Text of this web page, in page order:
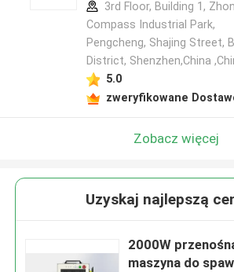
3rd Floor, Building 1,
Compass Industrial Park,
Pengcheng, Shajing Street,
District, Shenzhen,China
5.0
zweryfikowane
Zobacz więcej
Uzyskaj najlepszą
2000W
maszyna do